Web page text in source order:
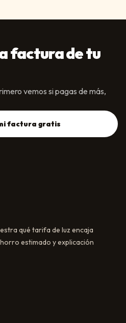
factura de tu
vemos si pagas de más,
factura gratis
qué tarifa de luz encaja
estimado y explicación